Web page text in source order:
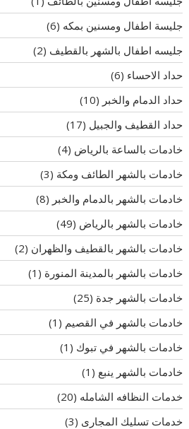
جليسة اطفال ومسنين بمكه (6)
جليسه اطفال بالشهر بالقطيف (2)
حداد الاحساء (6)
حداد الدمام والخبر (10)
حداد القطيف والجبيل (17)
خادمات بالساعة بالرياض (4)
خادمات بالشهر الطائف ومكة (3)
خادمات بالشهر بالدمام والخبر (8)
خادمات بالشهر بالرياض (49)
خادمات بالشهر بالقطيف والظهران (2)
خادمات بالشهر بالمدينة المنورة (1)
خادمات بالشهر جدة (25)
خادمات بالشهر في القصيم (1)
خادمات بالشهر في تبوك (1)
خادمات بالشهر ينبع (1)
خدمات النظافه الشامله (20)
خدمات تسليك المجارى (3)